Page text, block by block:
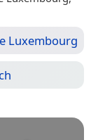
Luxembourg